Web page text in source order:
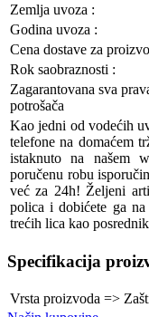
Zemlja uvoza :
Godina uvoza :
Cena dostave za
Rok saobraznosti :
Zagarantovana sva
potrošača
Kao jedni od vodećih
telefone na domaćem
istaknuto na našem
poručenu robu
već za 24h! Željeni
polica i dobićete ga
trećih lica kao
Specifikacija
Vrsta proizvoda =>